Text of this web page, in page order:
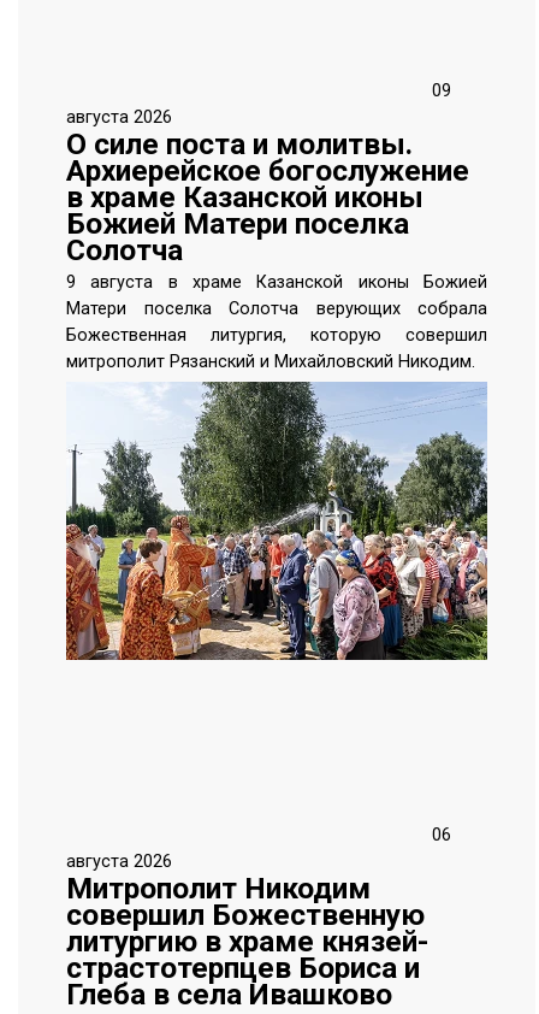
09
августа 2026
О силе поста и молитвы.
Архиерейское богослужение
в храме Казанской иконы
Божией Матери поселка
Солотча
9 августа в храме Казанской иконы Божией
Матери поселка Солотча верующих собрала
Божественная литургия, которую совершил
митрополит Рязанский и Михайловский Никодим.
06
августа 2026
Митрополит Никодим
совершил Божественную
литургию в храме князей-
страстотерпцев Бориса и
Глеба в села Ивашково